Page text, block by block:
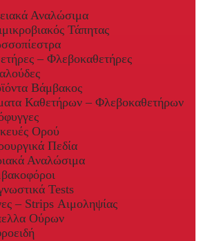
Αναλώσιμα
Τάπητας
– Φλεβοκαθετήρες
Βάμβακος
Καθετήρων – Φλεβοκαθετήρων
Ορού
Πεδία
Αναλώσιμα
Tests
– Strips Αιμοληψίας
Ούρων